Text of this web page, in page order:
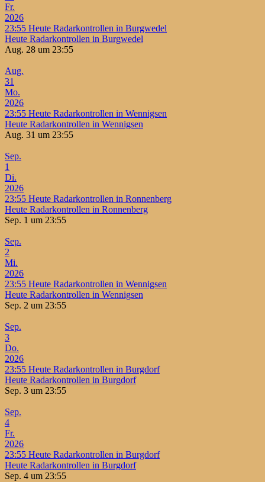
Fr.
2026
23:55 Heute Radarkontrollen in Burgwedel
Heute Radarkontrollen in Burgwedel
Aug. 28 um 23:55
Aug.
31
Mo.
2026
23:55 Heute Radarkontrollen in Wennigsen
Heute Radarkontrollen in Wennigsen
Aug. 31 um 23:55
Sep.
1
Di.
2026
23:55 Heute Radarkontrollen in Ronnenberg
Heute Radarkontrollen in Ronnenberg
Sep. 1 um 23:55
Sep.
2
Mi.
2026
23:55 Heute Radarkontrollen in Wennigsen
Heute Radarkontrollen in Wennigsen
Sep. 2 um 23:55
Sep.
3
Do.
2026
23:55 Heute Radarkontrollen in Burgdorf
Heute Radarkontrollen in Burgdorf
Sep. 3 um 23:55
Sep.
4
Fr.
2026
23:55 Heute Radarkontrollen in Burgdorf
Heute Radarkontrollen in Burgdorf
Sep. 4 um 23:55